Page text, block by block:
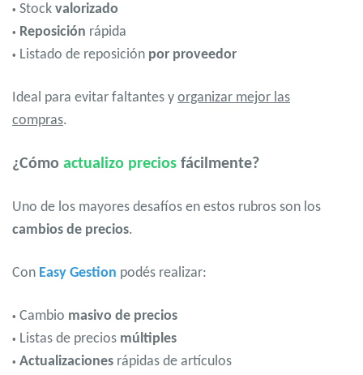
• Stock valorizado
• Reposición rápida
• Listado de reposición por proveedor
Ideal para evitar faltantes y organizar mejor las
compras.
¿Cómo actualizo precios fácilmente?
Uno de los mayores desafíos en estos rubros son los
cambios de precios.
Con Easy Gestion podés realizar:
• Cambio masivo de precios
• Listas de precios múltiples
• Actualizaciones rápidas de artículos